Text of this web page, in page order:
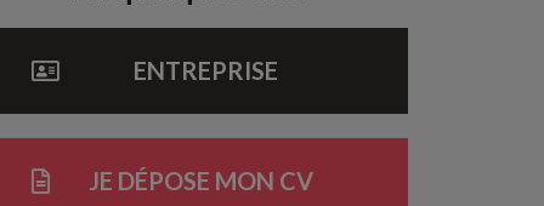
ENTREPRISE
JE DÉPOSE MON CV